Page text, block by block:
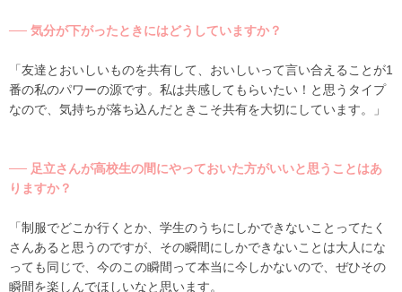
── 気分が下がったときにはどうしていますか？
「友達とおいしいものを共有して、おいしいって言い合えることが1
番の私のパワーの源です。私は共感してもらいたい！と思うタイプ
なので、気持ちが落ち込んだときこそ共有を大切にしています。」
── 足立さんが高校生の間にやっておいた方がいいと思うことはあ
りますか？
「制服でどこか行くとか、学生のうちにしかできないことってたく
さんあると思うのですが、その瞬間にしかできないことは大人にな
っても同じで、今のこの瞬間って本当に今しかないので、ぜひその
瞬間を楽しんでほしいなと思います。